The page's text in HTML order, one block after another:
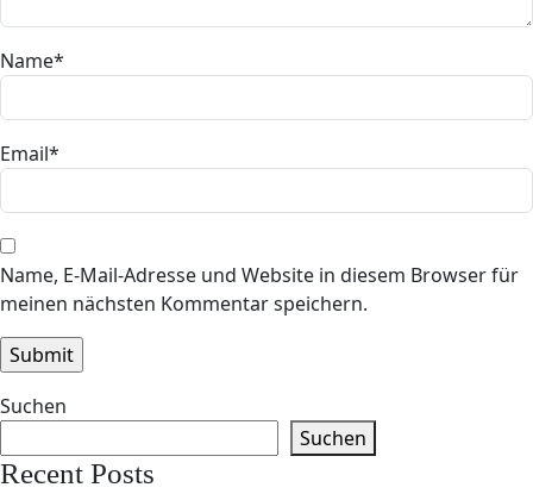
Name*
Email*
Name, E-Mail-Adresse und Website in diesem Browser für
meinen nächsten Kommentar speichern.
Suchen
Suchen
Recent Posts